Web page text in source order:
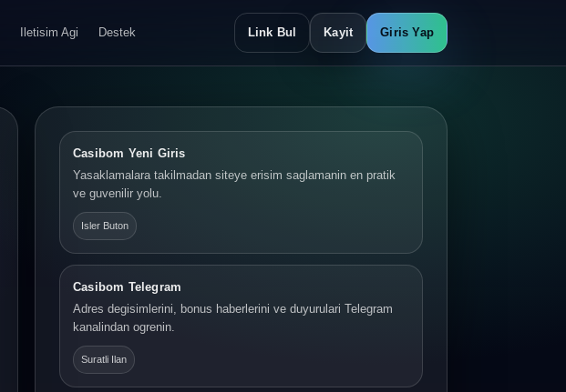
Iletisim Agi Destek Link Bul Kayit Giris Yap
Casibom Yeni Giris
Yasaklamalara takilmadan siteye erisim saglamanin en pratik
ve guvenilir yolu.
Isler Buton
Casibom Telegram
Adres degisimlerini, bonus haberlerini ve duyurulari Telegram
kanalindan ogrenin.
Suratli Ilan